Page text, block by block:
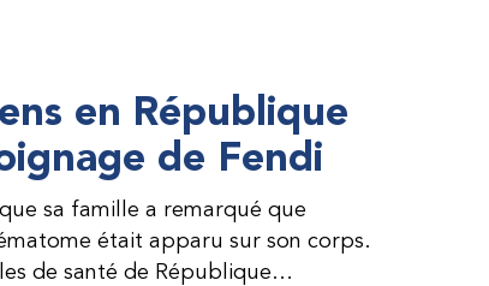
en République
de Fendi
sa famille a remarqué que
était apparu sur son corps.
de santé de République